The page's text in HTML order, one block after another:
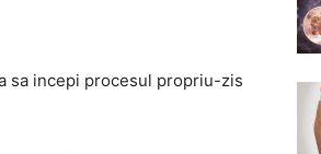
sa incepi procesul propriu-zis